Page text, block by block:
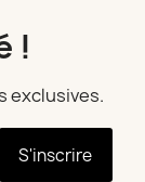
!
exclusives.
S'inscrire